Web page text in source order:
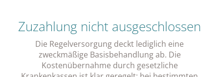
Zuzahlung nicht ausgeschlossen
Die Regelversorgung deckt lediglich eine
zweckmäßige Basisbehandlung ab. Die
Kostenübernahme durch gesetzliche